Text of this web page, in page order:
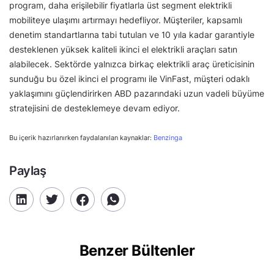
program, daha erişilebilir fiyatlarla üst segment elektrikli
mobiliteye ulaşımı artırmayı hedefliyor. Müşteriler, kapsamlı
denetim standartlarına tabi tutulan ve 10 yıla kadar garantiyle
desteklenen yüksek kaliteli ikinci el elektrikli araçları satın
alabilecek. Sektörde yalnızca birkaç elektrikli araç üreticisinin
sunduğu bu özel ikinci el programı ile VinFast, müşteri odaklı
yaklaşımını güçlendirirken ABD pazarındaki uzun vadeli büyüme
stratejisini de desteklemeye devam ediyor.
Bu içerik hazırlanırken faydalanılan kaynaklar: Benzinga
Paylaş
Benzer Bültenler